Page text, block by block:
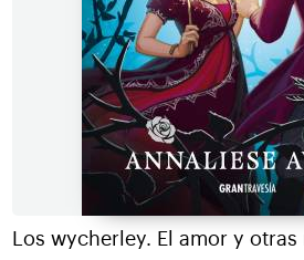
Los wycherley. El amor y